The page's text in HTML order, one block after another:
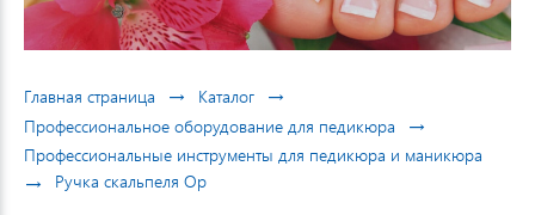
Главная страница → Каталог →
Профессиональное оборудование для педикюра →
Профессиональные инструменты для педикюра и маникюра
→ Ручка скальпеля Ор